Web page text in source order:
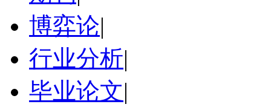
博弈论|
行业分析|
毕业论文|